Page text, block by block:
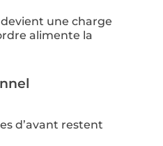
une charge
alimente la
d’avant restent